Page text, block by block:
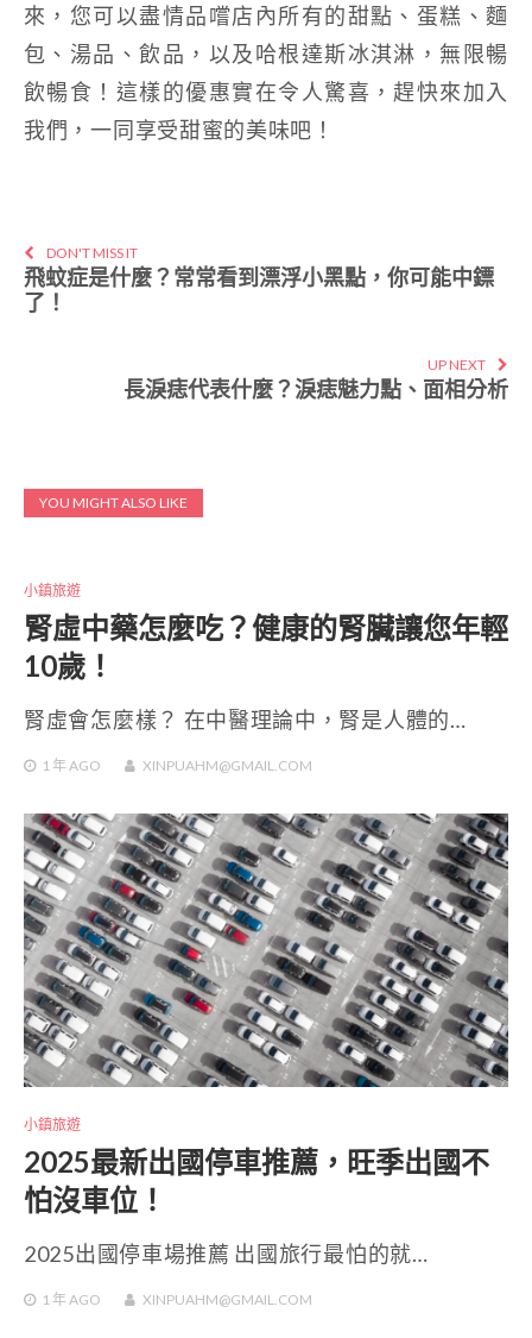
來，您可以盡情品嚐店內所有的甜點、蛋糕、麵
包、湯品、飲品，以及哈根達斯冰淇淋，無限暢
飲暢食！這樣的優惠實在令人驚喜，趕快來加入
我們，一同享受甜蜜的美味吧！
DON'T MISS IT
飛蚊症是什麼？常常看到漂浮小黑點，你可能中鏢
了！
UP NEXT
長淚痣代表什麼？淚痣魅力點、面相分析
YOU MIGHT ALSO LIKE
小鎮旅遊
腎虛中藥怎麼吃？健康的腎臟讓您年輕
10歲！
腎虛會怎麼樣？ 在中醫理論中，腎是人體的…
1 年 AGO XINPUAHM@GMAIL.COM
小鎮旅遊
2025最新出國停車推薦，旺季出國不
怕沒車位！
2025出國停車場推薦 出國旅行最怕的就…
1 年 AGO XINPUAHM@GMAIL.COM